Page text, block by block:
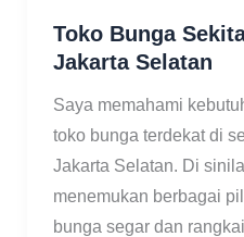
Toko Bunga
Jakarta Selatan
Saya memahami
toko bunga terdekat di
Jakarta Selatan. Di
menemukan berbagai
bunga segar dan